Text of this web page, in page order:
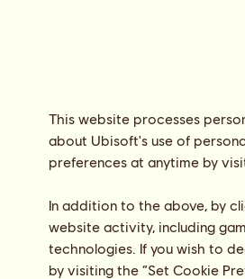
Leariztlareg
This website processes
about Ubisoft's use of
preferences at anytime by
In addition to the above, by
website activity, including
technologies. If you wish to
by visiting the “Set Cookie